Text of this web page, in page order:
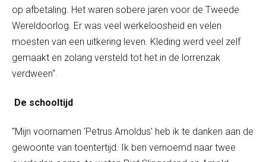
op afbetaling. Het waren sobere jaren voor de Tweede
Wereldoorlog. Er was veel werkeloosheid en velen
moesten van een uitkering leven. Kleding werd veel zelf
gemaakt en zolang versteld tot het in de lorrenzak
verdween".
De schooltijd
"Mijn voornamen 'Petrus Arnoldus' heb ik te danken aan de
gewoonte van toentertijd. Ik ben vernoemd naar twee